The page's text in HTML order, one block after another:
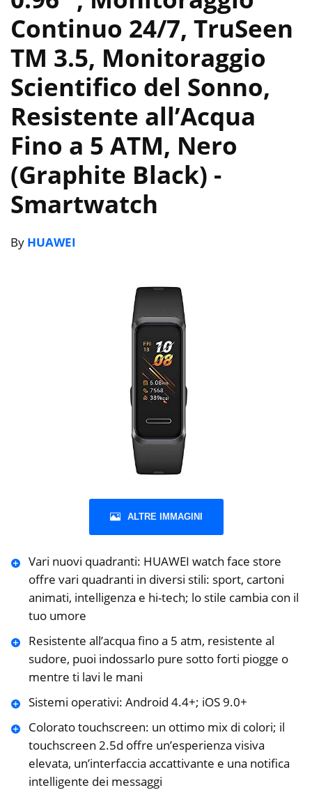
Continuo 24/7, TruSeen
TM 3.5, Monitoraggio
Scientifico del Sonno,
Resistente all’Acqua
Fino a 5 ATM, Nero
(Graphite Black) -
Smartwatch
By HUAWEI
ALTRE IMMAGINI
Vari nuovi quadranti: HUAWEI watch face store
offre vari quadranti in diversi stili: sport, cartoni
animati, intelligenza e hi-tech; lo stile cambia con il
tuo umore
Resistente all’acqua fino a 5 atm, resistente al
sudore, puoi indossarlo pure sotto forti piogge o
mentre ti lavi le mani
Sistemi operativi: Android 4.4+; iOS 9.0+
Colorato touchscreen: un ottimo mix di colori; il
touchscreen 2.5d offre un’esperienza visiva
elevata, un’interfaccia accattivante e una notifica
intelligente dei messaggi